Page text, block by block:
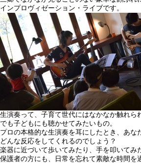
インプロヴィゼーション・ライブです。
生演奏って、子育て世代にはなかなか触れら
でも子どもにも聴かせてみたいもの。
プロの本格的な生演奏を耳にしたとき、あな
どんな反応をしてくれるのでしょう？
楽器に近づいて歩いてみたり、手を叩いてみ
保護者の方にも、日常を忘れて素敵な時間を